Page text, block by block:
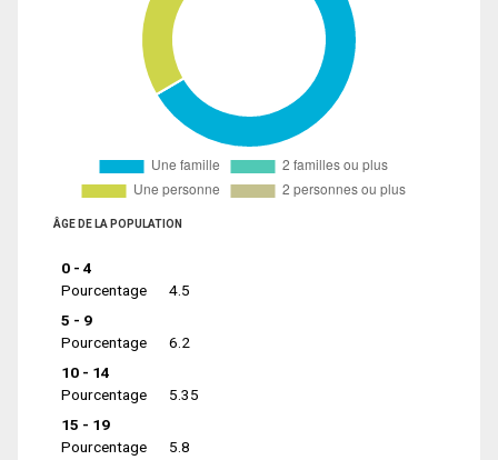
ÂGE DE LA POPULATION
0 - 4
Pourcentage
4.5
5 - 9
Pourcentage
6.2
10 - 14
Pourcentage
5.35
15 - 19
Pourcentage
5.8